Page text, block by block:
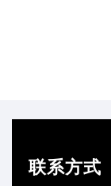
联系方式